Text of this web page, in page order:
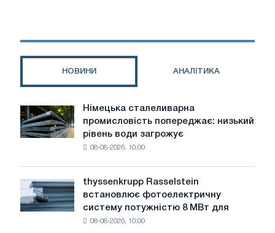
Steel
поганий
НОВИНИ АНАЛІТИКА
Німецька
сталеливарна
промисловість
води
загрожує
безпеці
Німецька сталеливарна
промисловість попереджає: низький
рівень води загрожує
08-08-2026, 10:00
thyssenkrupp
Rasselstein
встановлює
фотоелектричну
thyssenkrupp Rasselstein
встановлює фотоелектричну
систему потужністю 8 МВт для
08-08-2026, 10:00